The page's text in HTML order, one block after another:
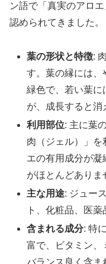
ン語で「真実のアロ
認められてきました。
葉の形状と特徴:
す。葉の縁には、
緑色で、若い葉に
が、成長すると消
利用部位: 主に葉
肉（ジェル）」を
エの有用成分が凝
がほとんどありま
主な用途: ジュー
ト、化粧品、医薬
含まれる成分: 特
富で、ビタミン、